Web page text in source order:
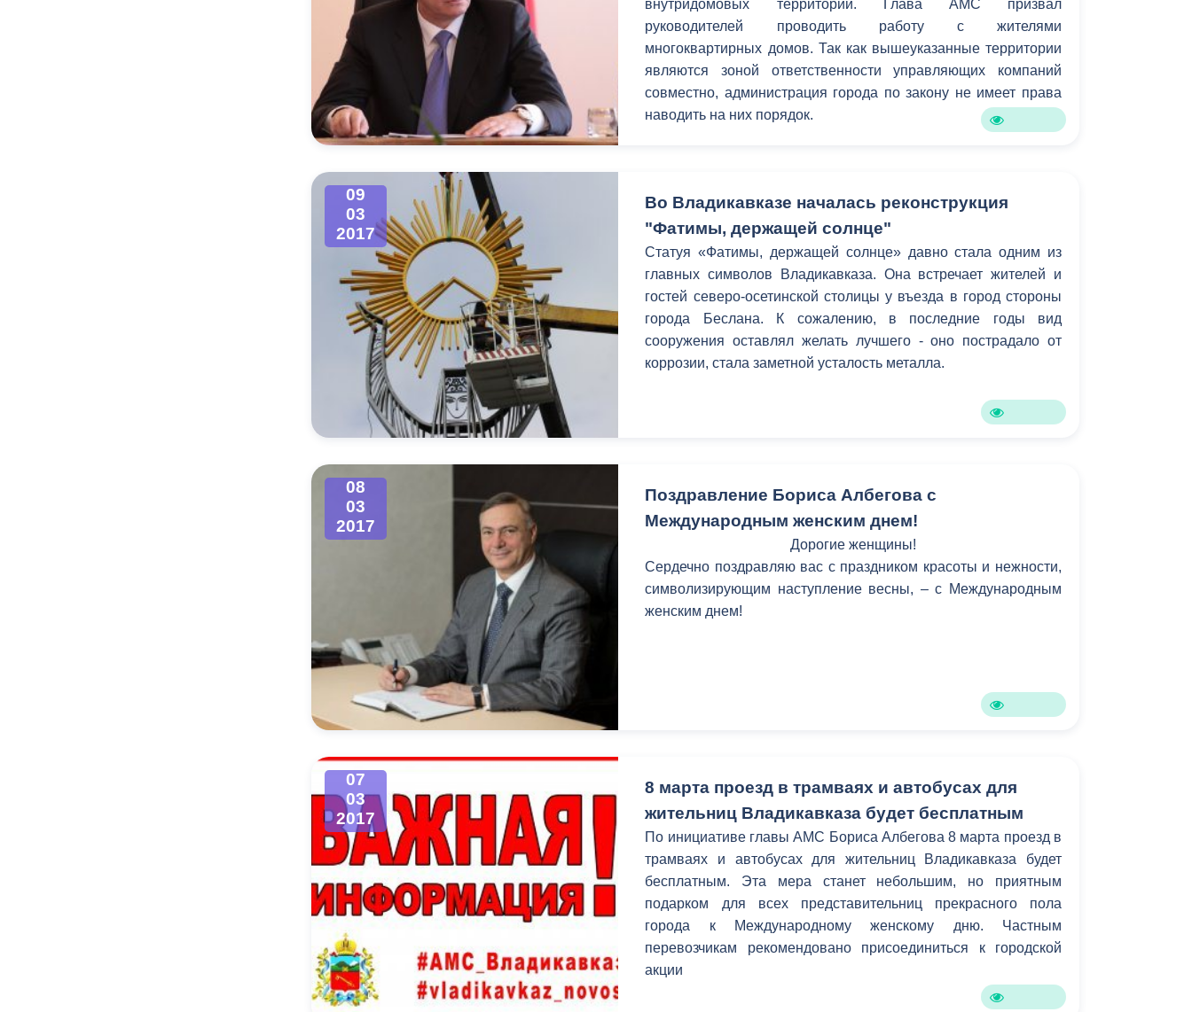
внутридомовых территорий. Глава АМС призвал
руководителей проводить работу с жителями
многоквартирных домов. Так как вышеуказанные территории
являются зоной ответственности управляющих компаний
совместно, администрация города по закону не имеет права
наводить на них порядок.
09
03
2017
Во Владикавказе началась реконструкция
"Фатимы, держащей солнце"
Статуя «Фатимы, держащей солнце» давно стала одним из
главных символов Владикавказа. Она встречает жителей и
гостей северо-осетинской столицы у въезда в город стороны
города Беслана. К сожалению, в последние годы вид
сооружения оставлял желать лучшего - оно пострадало от
коррозии, стала заметной усталость металла.
08
03
2017
Поздравление Бориса Албегова с
Международным женским днем!
Дорогие женщины!
Сердечно поздравляю вас с праздником красоты и нежности,
символизирующим наступление весны, – с Международным
женским днем!
07
03
2017
8 марта проезд в трамваях и автобусах для
жительниц Владикавказа будет бесплатным
По инициативе главы АМС Бориса Албегова 8 марта проезд в
трамваях и автобусах для жительниц Владикавказа будет
бесплатным. Эта мера станет небольшим, но приятным
подарком для всех представительниц прекрасного пола
города к Международному женскому дню. Частным
перевозчикам рекомендовано присоединиться к городской
акции